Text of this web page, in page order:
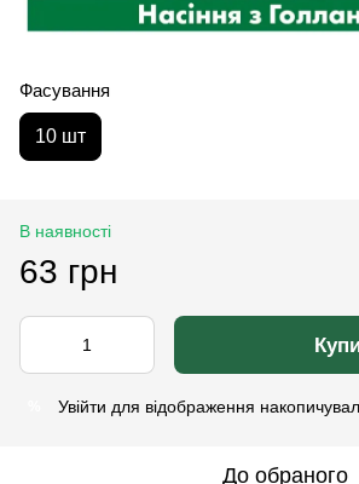
Фасування
10 шт
В наявності
63 грн
Увійти для відображення
До обраного